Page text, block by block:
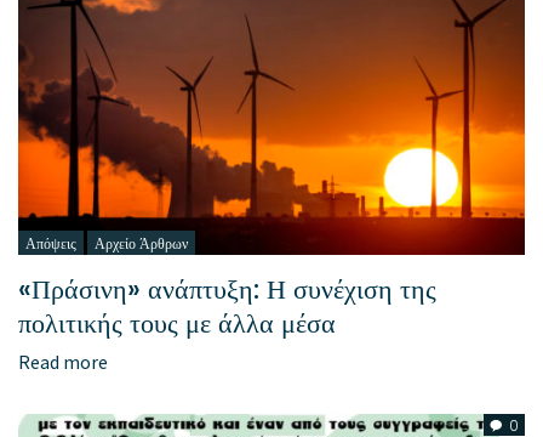
Απόψεις Αρχείο Άρθρων
«Πράσινη» ανάπτυξη: Η συνέχιση της
πολιτικής τους με άλλα μέσα
Read more
0